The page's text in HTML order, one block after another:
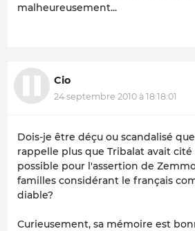
malheureusement...
Cio
24 septembre 2010 à 18:18:01
Dois-je être déçu ou scandalisé
rappelle plus que Tribalat avait cité
possible pour l'assertion de
familles considérant le français
diable?
Curieusement, sa mémoire est